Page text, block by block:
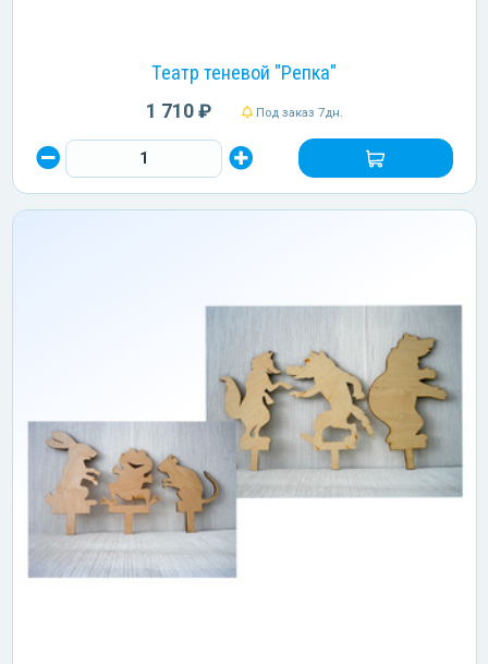
Театр теневой "Репка"
1 710 ₽ Под заказ 7дн.